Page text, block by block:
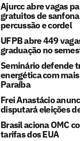
Ajurcc abre vagas
gratuitos de
percussão e cordel
UFPB abre 449
graduação no
Seminário defende
energética com
Paraíba
Frei Anastácio
disputará eleições
Brasil aciona OMC
tarifas dos EUA